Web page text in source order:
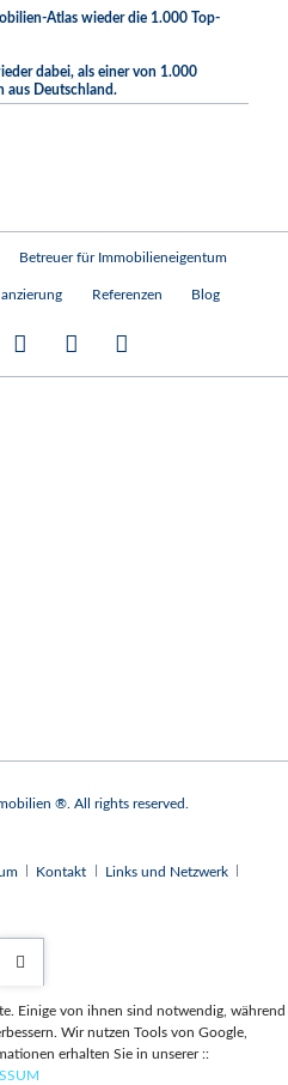
Atlas wieder die 1.000 Top-
dabei, als einer von 1.000
aus Deutschland.
Betreuer für Immobilieneigentum
Referenzen Blog
®. All rights reserved.
Kontakt
Links und Netzwerk
Einige von ihnen sind notwendig, während
Wir nutzen Tools von Google,
erhalten Sie in unserer ::